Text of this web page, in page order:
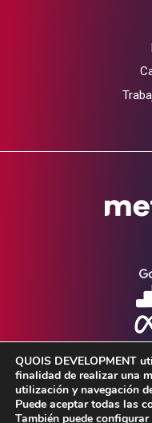
QUOIS DEVELOPMENT
finalidad de realizar una
utilización y navegación
Puede aceptar todas las
También puede